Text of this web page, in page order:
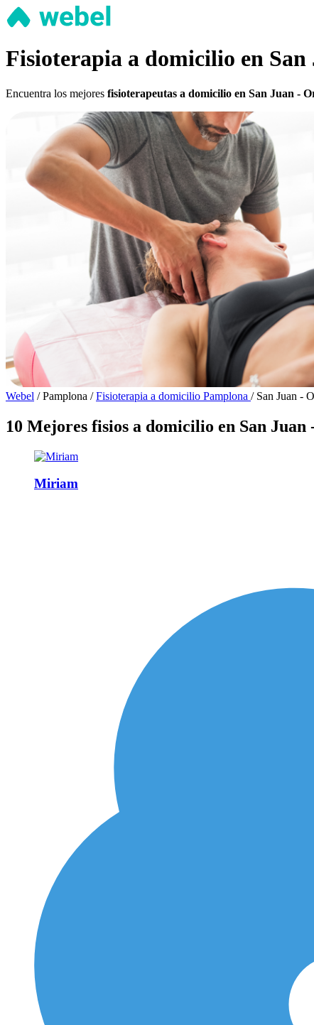
Fisioterapia a domicilio en San
Encuentra los mejores fisioterapeutas a domicilio en San Juan -
Webel / Pamplona / Fisioterapia a domicilio Pamplona / San Juan -
10 Mejores fisios a domicilio en San Juan
Miriam